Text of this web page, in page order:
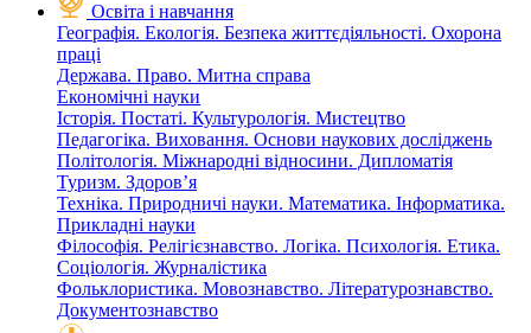
Освіта і навчання
Географія. Екологія. Безпека життєдіяльності. Охорона
праці
Держава. Право. Митна справа
Економічні науки
Історія. Постаті. Культурологія. Мистецтво
Педагогіка. Виховання. Основи наукових досліджень
Політологія. Міжнародні відносини. Дипломатія
Туризм. Здоров’я
Техніка. Природничі науки. Математика. Інформатика.
Прикладні науки
Філософія. Релігієзнавство. Логіка. Психологія. Етика.
Соціологія. Журналістика
Фольклористика. Мовознавство. Літературознавство.
Документознавство